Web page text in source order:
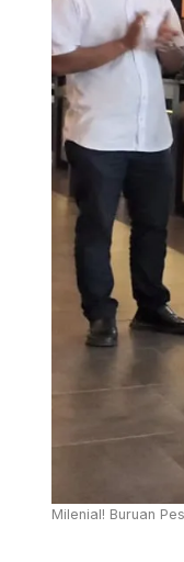
Milenial! Buruan